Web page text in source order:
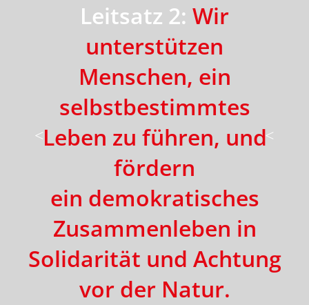
Leitsatz 2: Wir
unterstützen
Menschen, ein
selbstbestimmtes
Leben zu führen, und
fördern
ein demokratisches
Zusammenleben in
Solidarität und Achtung
vor der Natur.